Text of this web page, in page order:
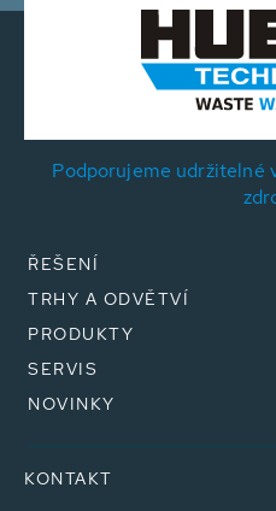
Podporujeme udržitelné
ŘEŠENÍ
TRHY A ODVĚTVÍ
PRODUKTY
SERVIS
NOVINKY
KONTAKT